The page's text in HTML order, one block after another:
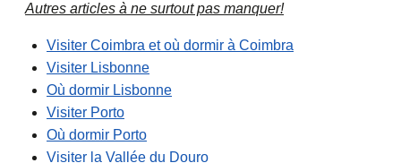
Autres articles à ne surtout pas manquer!
Visiter Coimbra et où dormir à Coimbra
Visiter Lisbonne
Où dormir Lisbonne
Visiter Porto
Où dormir Porto
Visiter la Vallée du Douro